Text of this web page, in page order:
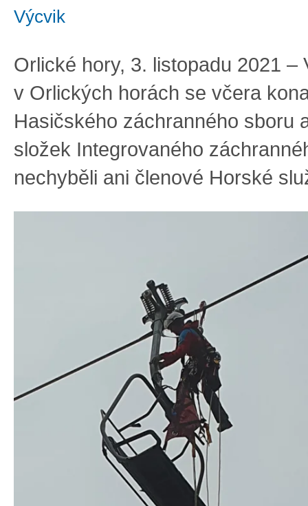
Výcvik
Orlické hory, 3. listopadu 2021 –
v Orlických horách se včera
Hasičského záchranného sboru
složek Integrovaného
nechyběli ani členové Horské